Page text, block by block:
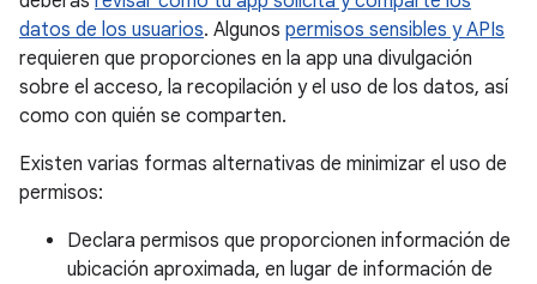
datos de los usuarios. Algunos permisos sensibles y APIs
requieren que proporciones en la app una divulgación
sobre el acceso, la recopilación y el uso de los datos, así
como con quién se comparten.
Existen varias formas alternativas de minimizar el uso de
permisos:
Declara permisos que proporcionen información de
ubicación aproximada, en lugar de información de